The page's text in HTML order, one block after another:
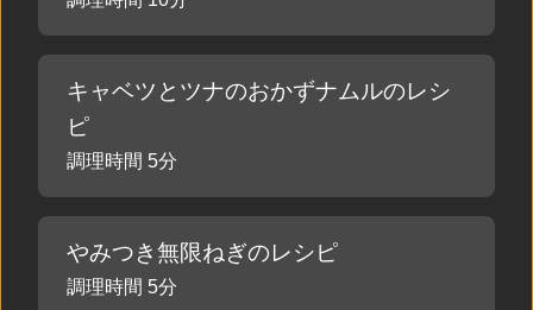
キャベツとツナのおかずナムルのレシ
ピ
調理時間 5分
やみつき無限ねぎのレシピ
調理時間 5分